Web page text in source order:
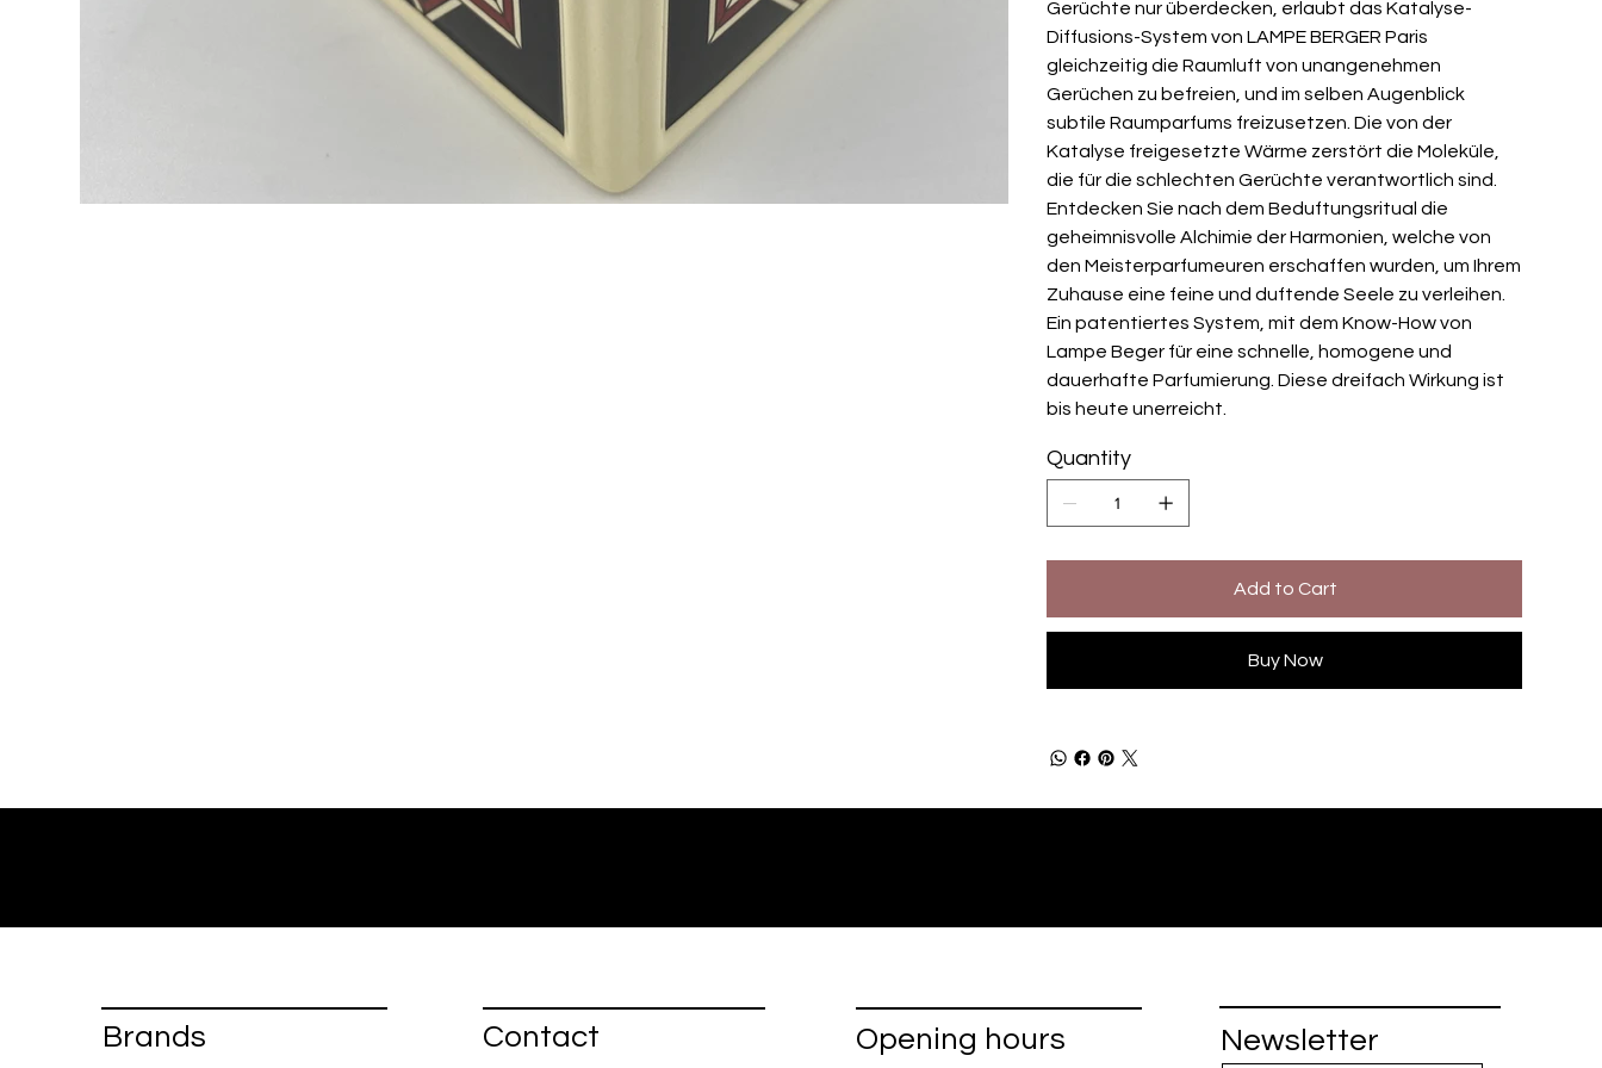
Gerüchte nur überdecken, erlaubt das Katalyse-
Diffusions-System von LAMPE BERGER Paris
gleichzeitig die Raumluft von unangenehmen
Gerüchen zu befreien, und im selben Augenblick
subtile Raumparfums freizusetzen. Die von der
Katalyse freigesetzte Wärme zerstört die Moleküle,
die für die schlechten Gerüchte verantwortlich sind.
Entdecken Sie nach dem Beduftungsritual die
geheimnisvolle Alchimie der Harmonien, welche von
den Meisterparfumeuren erschaffen wurden, um Ihrem
Zuhause eine feine und duftende Seele zu verleihen.
Ein patentiertes System, mit dem Know-How von
Lampe Beger für eine schnelle, homogene und
dauerhafte Parfumierung. Diese dreifach Wirkung ist
bis heute unerreicht.
Quantity
Add to Cart
Buy Now
Brands Contact Opening hours Newsletter